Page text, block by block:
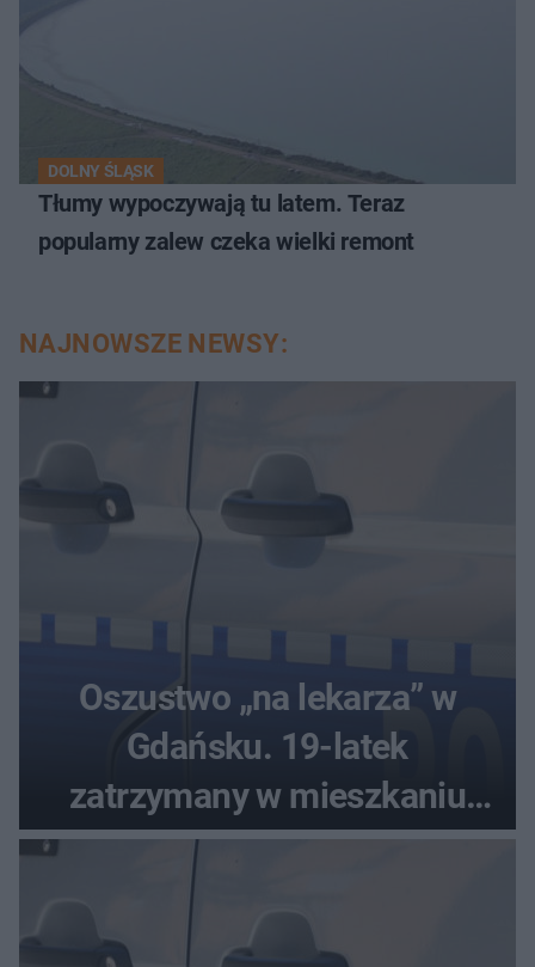
DOLNY ŚLĄSK
Tłumy wypoczywają tu latem. Teraz
popularny zalew czeka wielki remont
NAJNOWSZE NEWSY:
Oszustwo „na lekarza” w
Gdańsku. 19-latek
zatrzymany w mieszkaniu
seniora